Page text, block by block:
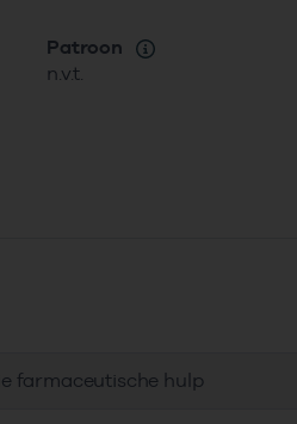
Patroon
n.v.t.
farmaceutische hulp